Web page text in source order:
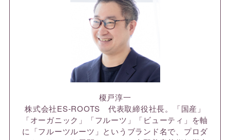
榎戸淳一
株式会社ES-ROOTS 代表取締役社長。「国産」
「オーガニック」「フルーツ」「ビューティ」を軸
に「フルーツルーツ」というブランド名で、プロダ